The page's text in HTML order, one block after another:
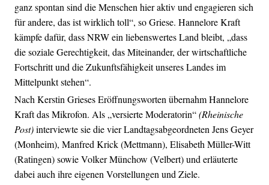
ganz spontan sind die Menschen hier aktiv und engagieren sich
für andere, das ist wirklich toll“, so Griese. Hannelore Kraft
kämpfe dafür, dass NRW ein liebenswertes Land bleibt, „dass
die soziale Gerechtigkeit, das Miteinander, der wirtschaftliche
Fortschritt und die Zukunftsfähigkeit unseres Landes im
Mittelpunkt stehen“.
Nach Kerstin Grieses Eröffnungsworten übernahm Hannelore
Kraft das Mikrofon. Als „versierte Moderatorin“(Rheinische
Post)interviewte sie die vier Landtagsabgeordneten Jens Geyer
(Monheim), Manfred Krick (Mettmann), Elisabeth Müller-Witt
(Ratingen) sowie Volker Münchow (Velbert) und erläuterte
dabei auch ihre eigenen Vorstellungen und Ziele.